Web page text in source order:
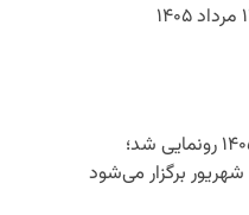
پوستر الکامپ ۱۴۰۵ رونمایی شد؛